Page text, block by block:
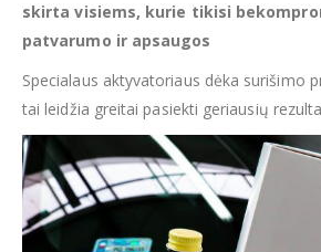
skirta visiems, kurie tikisi
patvarumo ir apsaugos
Specialaus aktyvatoriaus dėka surišimo
tai leidžia greitai pasiekti geriausių